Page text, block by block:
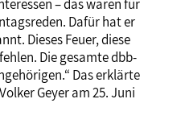
– das waren für
Dafür hat er
Dieses Feuer, diese
Die gesamte dbb-
Das erklärte
Geyer am 25. Juni